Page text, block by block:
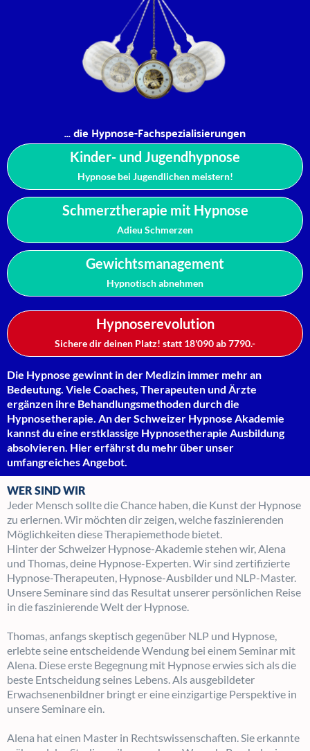
... die Hypnose-Fachspezialisierungen
Kinder- und Jugendhypnose
Hypnose bei Jugendlichen meistern!
Schmerztherapie mit Hypnose
Adieu Schmerzen
Gewichtsmanagement
Hypnotisch abnehmen
Hypnoserevolution
Sichere dir deinen Platz! statt 18'090 ab 7790.-
Die Hypnose gewinnt in der Medizin immer mehr an
Bedeutung. Viele Coaches, Therapeuten und Ärzte
ergänzen ihre Behandlungsmethoden durch die
Hypnosetherapie. An der Schweizer Hypnose Akademie
kannst du eine erstklassige Hypnosetherapie Ausbildung
absolvieren. Hier erfährst du mehr über unser
umfangreiches Angebot.
WER SIND WIR
Jeder Mensch sollte die Chance haben, die Kunst der Hypnose
zu erlernen. Wir möchten dir zeigen, welche faszinierenden
Möglichkeiten diese Therapiemethode bietet.
Hinter der Schweizer Hypnose-Akademie stehen wir, Alena
und Thomas, deine Hypnose-Experten. Wir sind zertifizierte
Hypnose-Therapeuten, Hypnose-Ausbilder und NLP-Master.
Unsere Seminare sind das Resultat unserer persönlichen Reise
in die faszinierende Welt der Hypnose.
Thomas, anfangs skeptisch gegenüber NLP und Hypnose,
erlebte seine entscheidende Wendung bei einem Seminar mit
Alena. Diese erste Begegnung mit Hypnose erwies sich als die
beste Entscheidung seines Lebens. Als ausgebildeter
Erwachsenenbildner bringt er eine einzigartige Perspektive in
unsere Seminare ein.
Alena hat einen Master in Rechtswissenschaften. Sie erkannte